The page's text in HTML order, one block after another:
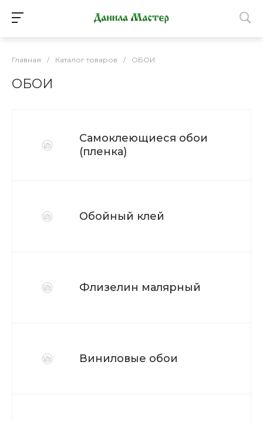
Главная / Каталог товаров / ОБОИ
ОБОИ
Самоклеющиеся обои
(пленка)
Обойный клей
Флизелин малярный
Виниловые обои